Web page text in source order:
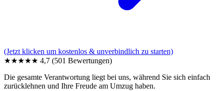
(Jetzt klicken um kostenlos & unverbindlich zu starten)
★★★★★ 4,7 (501 Bewertungen)
Die gesamte Verantwortung liegt bei uns, während Sie sich einfach
zurücklehnen und Ihre Freude am Umzug haben.